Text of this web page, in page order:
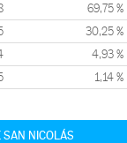
69,75 %
30,25 %
4,93 %
1,14 %
SAN NICOLÁS